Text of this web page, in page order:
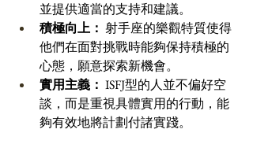
並提供適當的支持和建議。
積極向上： 射手座的樂觀特質使得
他們在面對挑戰時能夠保持積極的
心態，願意探索新機會。
實用主義： ISFJ型的人並不偏好空
談，而是重視具體實用的行動，能
夠有效地將計劃付諸實踐。